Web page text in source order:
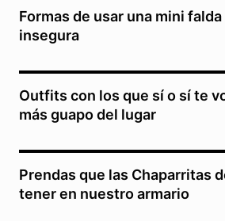
Formas de usar una mini
insegura
Outfits con los que sí o sí te
más guapo del lugar
Prendas que las Chaparritas
tener en nuestro armario